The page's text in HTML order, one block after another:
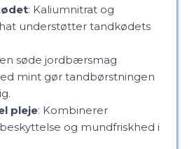
: Kaliumnitrat og
understøtter tandkødets
søde jordbærsmag
mint gør tandbørstningen
pleje: Kombinerer
og mundfriskhed i